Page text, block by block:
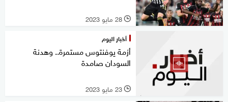
l 28 مايو 2023
أخبار اليوم
أزمة يوفنتوس مستمرة.. وهدنة
السودان صامدة
l 23 مايو 2023